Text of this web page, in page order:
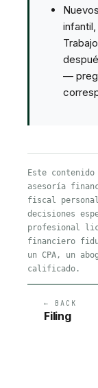
—
Este
asesoría
fiscal
decisiones
profesional
financiero
un CPA, un
calificado.
← BACK
Filing